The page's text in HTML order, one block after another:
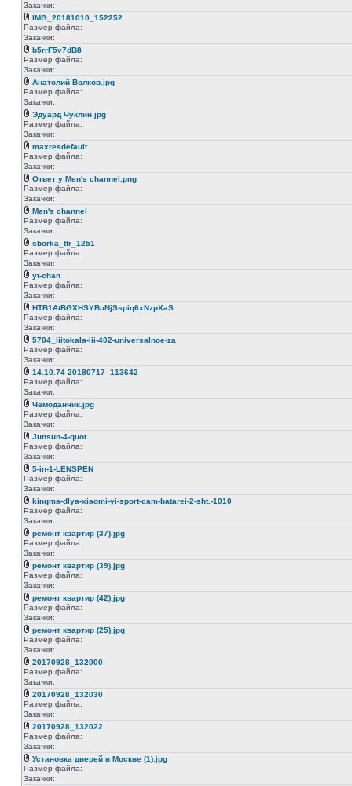
Закачки:
IMG_20181010_152252
Размер файла:
Закачки:
b5rrF5v7dB8
Размер файла:
Закачки:
Анатолий Волков.jpg
Размер файла:
Закачки:
Эдуард Чуклин.jpg
Размер файла:
Закачки:
maxresdefault
Размер файла:
Закачки:
Ответ у Men's channel.png
Размер файла:
Закачки:
Men's channel
Размер файла:
Закачки:
sborka_ttr_1251
Размер файла:
Закачки:
yt-chan
Размер файла:
Закачки:
HTB1AtBGXHSYBuNjSspiq6xNzpXaS
Размер файла:
Закачки:
5704_liitokala-lii-402-universalnoe-za
Размер файла:
Закачки:
14.10.74 20180717_113642
Размер файла:
Закачки:
Чемоданчик.jpg
Размер файла:
Закачки:
Junsun-4-quot
Размер файла:
Закачки:
5-in-1-LENSPEN
Размер файла:
Закачки:
kingma-dlya-xiaomi-yi-sport-cam-batarei-2-sht.-1010
Размер файла:
Закачки:
ремонт квартир (37).jpg
Размер файла:
Закачки:
ремонт квартир (39).jpg
Размер файла:
Закачки:
ремонт квартир (42).jpg
Размер файла:
Закачки:
ремонт квартир (25).jpg
Размер файла:
Закачки:
20170928_132000
Размер файла:
Закачки:
20170928_132030
Размер файла:
Закачки:
20170928_132022
Размер файла:
Закачки:
Установка дверей в Москве (1).jpg
Размер файла:
Закачки: